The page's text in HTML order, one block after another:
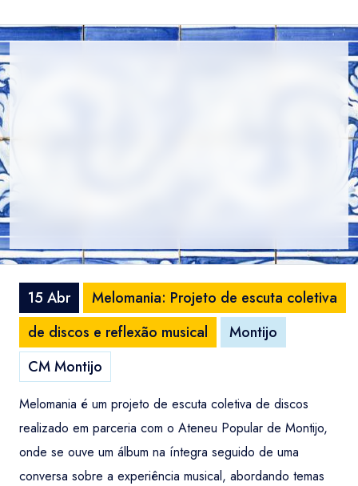
15 Abr
Melomania: Projeto de escuta coletiva
de discos e reflexão musical
Montijo
CM Montijo
Melomania é um projeto de escuta coletiva de discos
realizado em parceria com o Ateneu Popular de Montijo,
onde se ouve um álbum na íntegra seguido de uma
conversa sobre a experiência musical, abordando temas